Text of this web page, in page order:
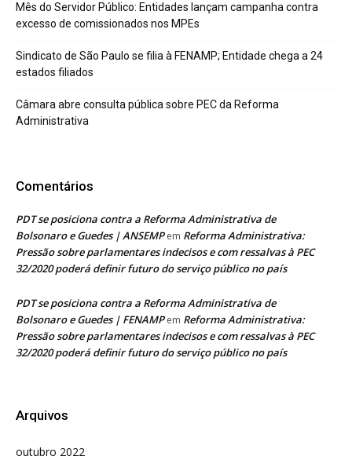
Mês do Servidor Público: Entidades lançam campanha contra
excesso de comissionados nos MPEs
Sindicato de São Paulo se filia à FENAMP; Entidade chega a 24
estados filiados
Câmara abre consulta pública sobre PEC da Reforma
Administrativa
Comentários
PDT se posiciona contra a Reforma Administrativa de
Bolsonaro e Guedes | ANSEMPem Reforma Administrativa:
Pressão sobre parlamentares indecisos e com ressalvas à PEC
32/2020 poderá definir futuro do serviço público no país
PDT se posiciona contra a Reforma Administrativa de
Bolsonaro e Guedes | FENAMPem Reforma Administrativa:
Pressão sobre parlamentares indecisos e com ressalvas à PEC
32/2020 poderá definir futuro do serviço público no país
Arquivos
outubro 2022